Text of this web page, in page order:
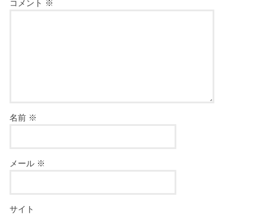
コメント ※
名前 ※
メール ※
サイト